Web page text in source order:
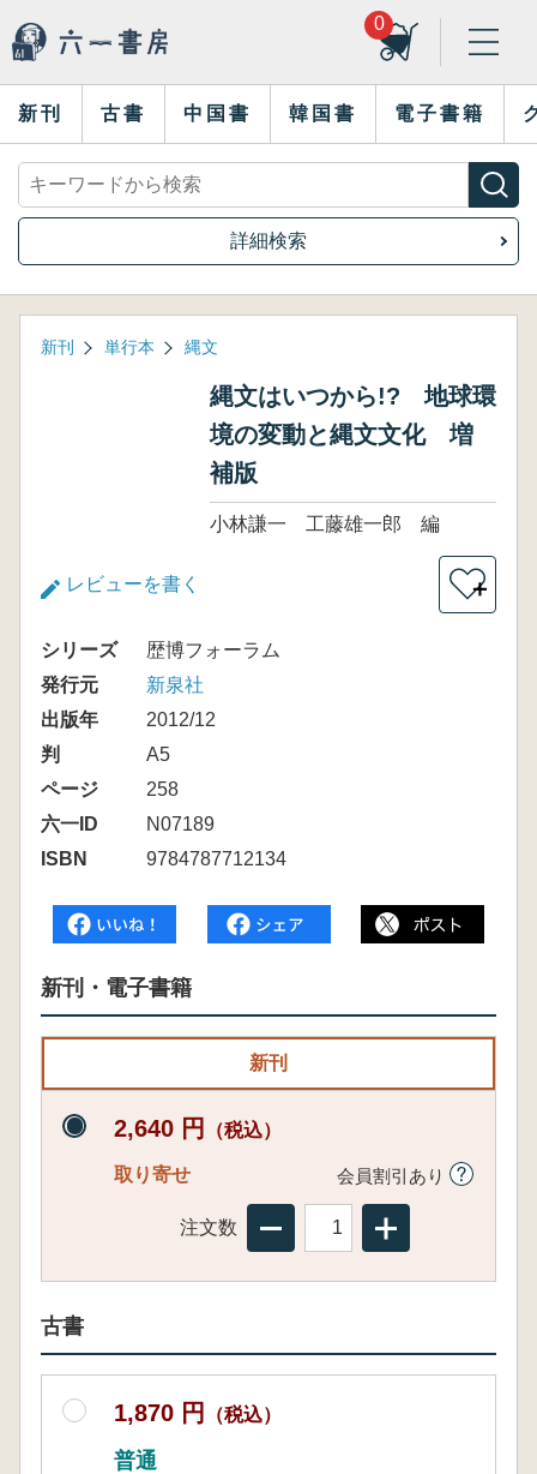
0
新刊 古書 中国書 韓国書 電子書籍
詳細検索
新刊 単行本 縄文
縄文はいつから!? 地球環
境の変動と縄文文化 増
補版
小林謙一 工藤雄一郎 編
レビューを書く ＋
シリーズ
歴博フォーラム
発行元
新泉社
出版年
2012/12
判
A5
ページ
258
六一ID
N07189
ISBN
9784787712134
新刊・電子書籍
新刊
2,640 円 （税込）
取り寄せ 会員割引あり
注文数
古書
1,870 円 （税込）
普通